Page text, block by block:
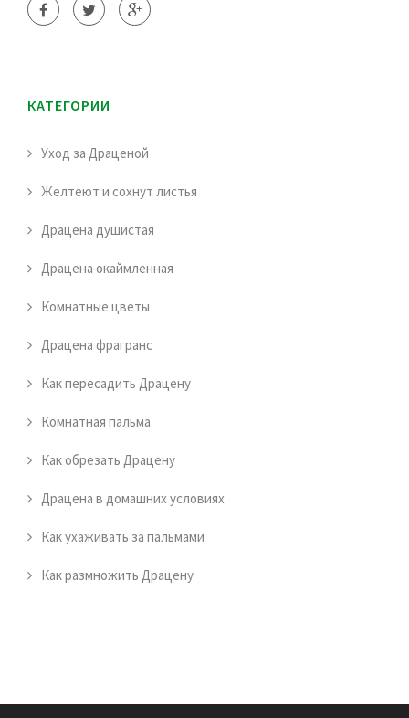
КАТЕГОРИИ
Уход за Драценой
Желтеют и сохнут листья
Драцена душистая
Драцена окаймленная
Комнатные цветы
Драцена фрагранс
Как пересадить Драцену
Комнатная пальма
Как обрезать Драцену
Драцена в домашних условиях
Как ухаживать за пальмами
Как размножить Драцену